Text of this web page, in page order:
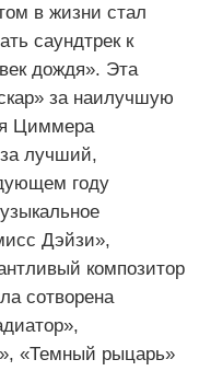
в жизни стал
саундтрек к
дождя». Эта
за наилучшую
Циммера
лучший,
году
Дэйзи»,
композитор
сотворена
«Темный рыцарь»